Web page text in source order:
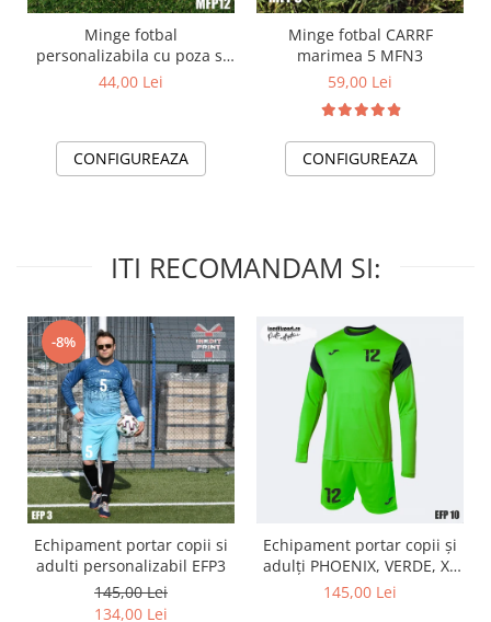
Minge fotbal
personalizabila cu poza si
text MFN12
44,00 Lei
CONFIGUREAZA
Minge fotbal CARRF
marimea 5 MFN3
59,00 Lei
CONFIGUREAZA
ITI RECOMANDAM SI:
-8%
Echipament portar copii si
adulti personalizabil EFP3
145,00 Lei
134,00 Lei
Echipament portar copii și
adulți PHOENIX, VERDE, XL
EFP10
145,00 Lei